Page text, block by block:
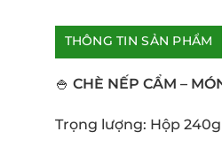
THÔNG TIN SẢN PHẨM
🍚 CHÈ NẾP CẨM –
Trọng lượng: Hộp